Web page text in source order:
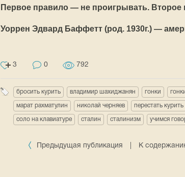
Первое правило — не проигрывать.
Уоррен Эдвард Баффетт (род. 1930г.) —
3 0 792
бросить курить владимир шахиджанян гонки
марат рахматулин николай черняев перестать курить
соло на клавиатуре сталин сталинизм учимся
Предыдущая публикация К